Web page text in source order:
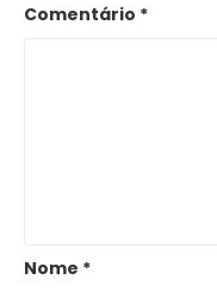
Comentário *
Nome *